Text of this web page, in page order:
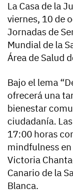
La Casa de la
viernes, 10 de
Jornadas de
Mundial de la
Área de Salud
Bajo el lema
ofrecerá una
bienestar
ciudadanía.
17:00 horas
mindfulness
Victoria
Canario de la
Blanca.